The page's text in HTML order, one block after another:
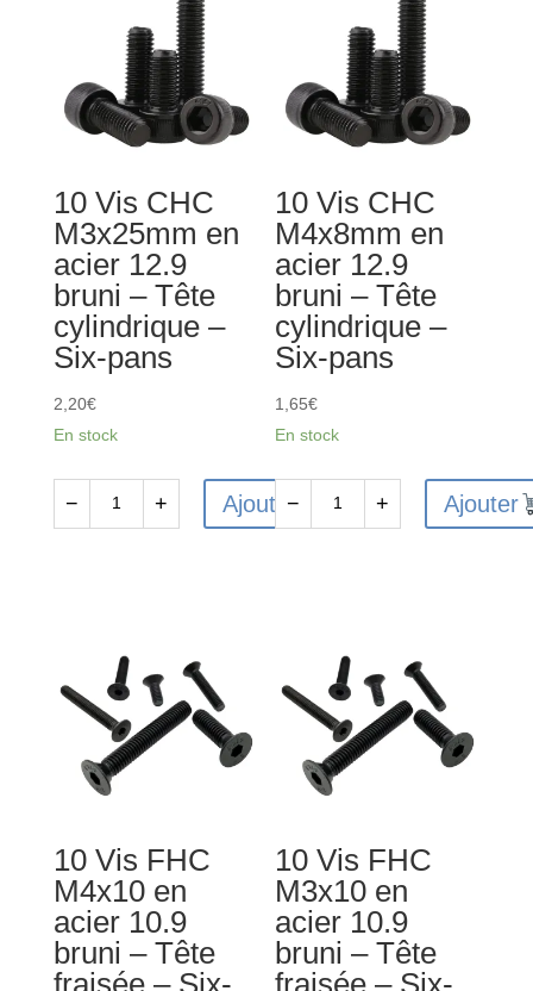
10 Vis CHC
M3x25mm en
acier 12.9
bruni – Tête
cylindrique –
Six-pans
2,20€
En stock
M3x25mm
en
12.9
Tête
cylindrique
-
Six-
pans
− + Ajouter
10 Vis CHC
M4x8mm en
acier 12.9
bruni – Tête
cylindrique –
Six-pans
1,65€
En stock
M4x8mm
en
12.9
Tête
cylindrique
-
Six-
pans
− + Ajouter
10 Vis FHC
M4x10 en
acier 10.9
bruni – Tête
fraisée – Six-
10 Vis FHC
M3x10 en
acier 10.9
bruni – Tête
fraisée – Six-